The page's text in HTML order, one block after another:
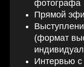
фотографа
Прямой
(формат
Интервью с